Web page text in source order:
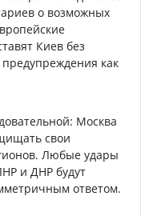
о возможных
Киев без
как
Москва
свои
Любые удары
и ДНР будут
ответом.